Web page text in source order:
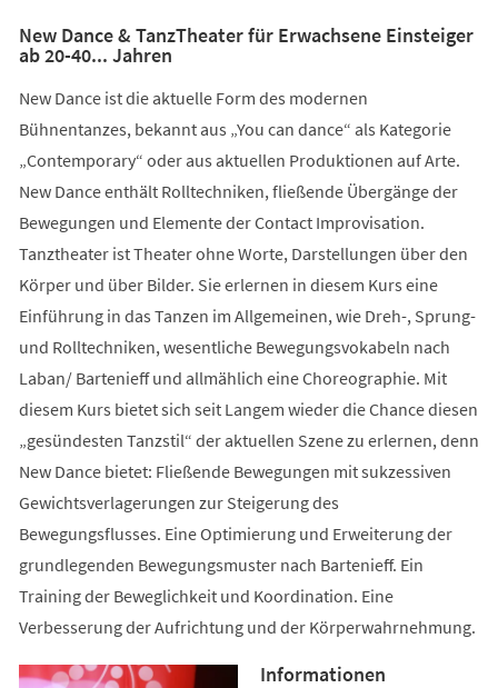
New Dance & TanzTheater für Erwachsene Einsteiger
ab 20-40... Jahren
New Dance ist die aktuelle Form des modernen
Bühnentanzes, bekannt aus „You can dance“ als Kategorie
„Contemporary“ oder aus aktuellen Produktionen auf Arte.
New Dance enthält Rolltechniken, fließende Übergänge der
Bewegungen und Elemente der Contact Improvisation.
Tanztheater ist Theater ohne Worte, Darstellungen über den
Körper und über Bilder. Sie erlernen in diesem Kurs eine
Einführung in das Tanzen im Allgemeinen, wie Dreh-, Sprung-
und Rolltechniken, wesentliche Bewegungsvokabeln nach
Laban/ Bartenieff und allmählich eine Choreographie. Mit
diesem Kurs bietet sich seit Langem wieder die Chance diesen
„gesündesten Tanzstil“ der aktuellen Szene zu erlernen, denn
New Dance bietet: Fließende Bewegungen mit sukzessiven
Gewichtsverlagerungen zur Steigerung des
Bewegungsflusses. Eine Optimierung und Erweiterung der
grundlegenden Bewegungsmuster nach Bartenieff. Ein
Training der Beweglichkeit und Koordination. Eine
Verbesserung der Aufrichtung und der Körperwahrnehmung.
Informationen